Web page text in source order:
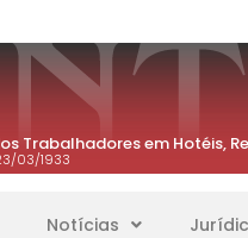
Trabalhadores em Hotéis,
03/1933
Notícias